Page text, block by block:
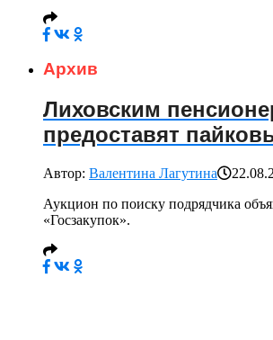
Архив
Лиховским
предоставят
Автор: Валентина Лагутина
Аукцион по поиску подрядчика
«Госзакупок».